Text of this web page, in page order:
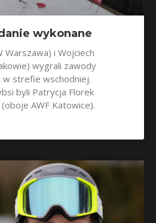
wykonane
Warszawa) i Wojciech
wygrali zawody
w strefie wschodniej.
byli Patrycja Florek
AWF Katowice).